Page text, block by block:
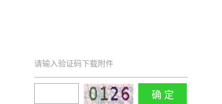
请输入验证码下载附件